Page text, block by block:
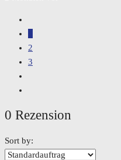
2
3
0 Rezension
Sort by: